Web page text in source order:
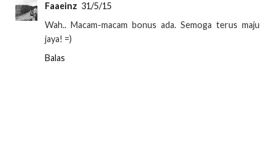
Faaeinz 31/5/15
Wah.. Macam-macam bonus ada. Semoga terus maju
jaya! =)
Balas